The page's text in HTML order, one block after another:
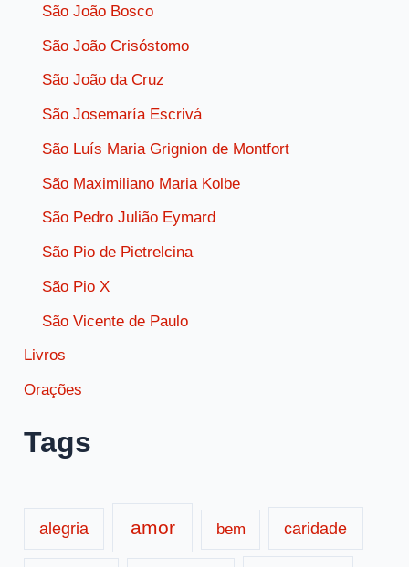
São João Bosco
São João Crisóstomo
São João da Cruz
São Josemaría Escrivá
São Luís Maria Grignion de Montfort
São Maximiliano Maria Kolbe
São Pedro Julião Eymard
São Pio de Pietrelcina
São Pio X
São Vicente de Paulo
Livros
Orações
Tags
alegria amor bem caridade